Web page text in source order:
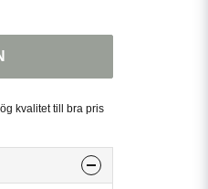
kvalitet till bra pris